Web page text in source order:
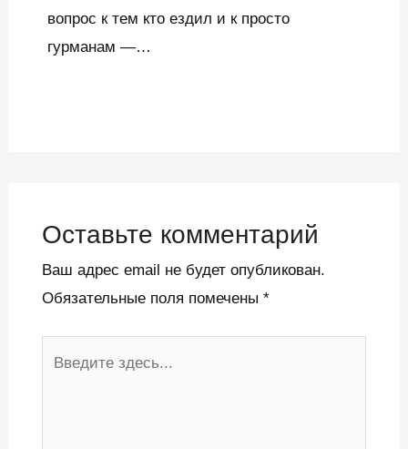
вопрос к тем кто ездил и к просто
гурманам —…
Оставьте комментарий
Ваш адрес email не будет опубликован.
Обязательные поля помечены *